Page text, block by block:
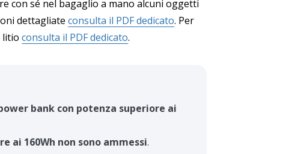
con sé nel bagaglio a mano alcuni oggetti
dettagliateconsulta il PDF dedicato. Per
litioconsulta il PDF dedicato.
bank con potenza superiore ai
ai 160Wh non sono ammessi.